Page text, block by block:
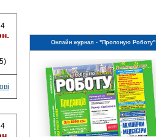
Онлайн журнал - "Пропоную Роботу"